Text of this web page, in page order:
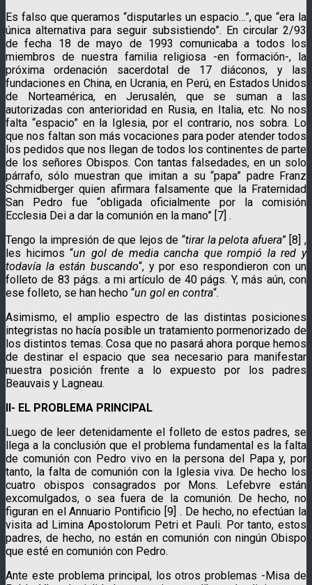
Es falso que queramos “disputarles un espacio…”, que “era la
única alternativa para seguir subsistiendo”. En circular 2/93
de fecha 18 de mayo de 1993 comunicaba a todos los
miembros de nuestra familia religiosa -en formación-, la
próxima ordenación sacerdotal de 17 diáconos, y las
fundaciones en China, en Ucrania, en Perú, en Estados Unidos
de Norteamérica, en Jerusalén, que se suman a las
autorizadas con anterioridad en Rusia, en Italia, etc. No nos
falta “espacio” en la Iglesia, por el contrario, nos sobra. Lo
que nos faltan son más vocaciones para poder atender todos
los pedidos que nos llegan de todos los continentes de parte
de los señores Obispos. Con tantas falsedades, en un solo
párrafo, sólo muestran que imitan a su “papa” padre Franz
Schmidberger quien afirmara falsamente que la Fraternidad
San Pedro fue “obligada oficialmente por la comisión
Ecclesia Dei a dar la comunión en la mano” [7] .
Tengo la impresión de que lejos de “tirar la pelota afuera” [8] ,
les hicimos “un gol de media cancha que rompió la red y
todavía la están buscando“, y por eso respondieron con un
folleto de 83 págs. a mi artículo de 40 págs. Y, más aún, con
ese folleto, se han hecho “un gol en contra“.
Asimismo, el amplio espectro de las distintas posiciones
integristas no hacía posible un tratamiento pormenorizado de
los distintos temas. Cosa que no pasará ahora porque hemos
de destinar el espacio que sea necesario para manifestar
nuestra posición frente a lo expuesto por los padres
Beauvais y Lagneau.
II- EL PROBLEMA PRINCIPAL
Luego de leer detenidamente el folleto de estos padres, se
llega a la conclusión que el problema fundamental es la falta
de comunión con Pedro vivo en la persona del Papa y, por
tanto, la falta de comunión con la Iglesia viva. De hecho los
cuatro obispos consagrados por Mons. Lefebvre están
excomulgados, o sea fuera de la comunión. De hecho, no
figuran en el Annuario Pontificio [9] . De hecho, no efectúan la
visita ad Limina Apostolorum Petri et Pauli. Por tanto, estos
padres, de hecho, no están en comunión con ningún Obispo
que esté en comunión con Pedro.
Ante este problema principal, los otros problemas -Misa de